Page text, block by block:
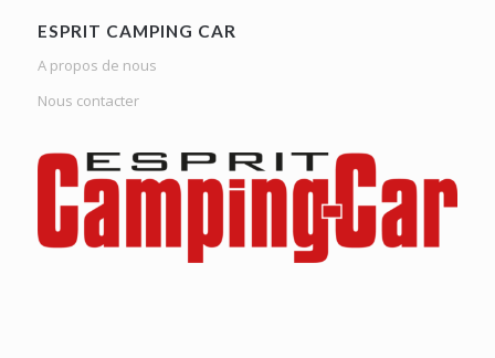
ESPRIT CAMPING CAR
A propos de nous
Nous contacter